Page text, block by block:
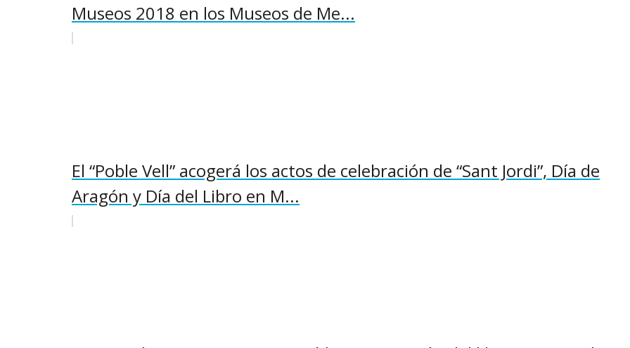
Museos 2018 en los Museos de Me...
El “Poble Vell” acogerá los actos de celebración de “Sant Jordi”, Día de
Aragón y Día del Libro en M...